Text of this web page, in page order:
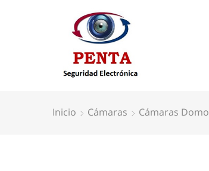
Inicio Cámaras Cámaras Domo